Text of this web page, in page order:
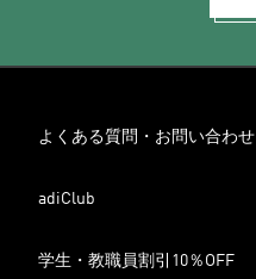
よくある質問・お問い合わせ
adiClub
学生・教職員割引10％OFF